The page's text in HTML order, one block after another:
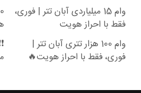
وام 15 میلیاردی آبان تتر | فوری،
فقط با احراز هویت
وام 100 هزار تتری آبان تتر |
فوری، فقط با احراز هویت🔥